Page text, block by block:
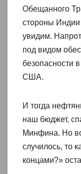
Обещанного
стороны Индии
увидим.
под видом
безопасности
США.
И тогда
наш бюджет,
Минфина. Но
случилось, то
концами?»